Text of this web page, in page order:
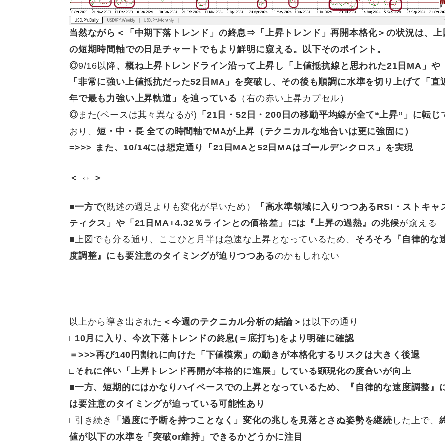
当然ながら＜ 「中期下落トレンド」の終息⇒ 「上昇トレンド」再開本格化＞の状況は、上
の短期時間軸での日足チャートでもより鮮明に窺える。以下そのポイント。
◎9/16以降 、概ね上昇トレンドライン沿って上昇し「上値抵抗線と思われた21日MA」や
「非常に強い上値抵抗だった52日MA」を突破し、その後も順調に水準を切り上げて「直
年で最も力強い上昇軌道」を辿っている （右の赤い上昇カプセル）
◎ また(ペースは其々異なるが) 「21日・52日・200日の移動平均線が全て“上昇”」に転じ
おり、短・中・長 全ての時間軸でMAが上昇（テクニカルな地合いは更に強固に）
=>>> また、 10/14には想定通り「21日MAと52日MAはゴールデンクロス」を実現
＜ ⇔ ＞
■一方で(既述の週足よりも変化が早いため） 「高水準領域に入りつつあるRSI・ ストキャ
ティクス」や「21日MA+4.32％ラインとの価格差」には『上昇の過熱』の兆候が窺える
■上図でも分る通り、ここひと月半は急速な上昇となっているため、 そろそろ『自律的な
度調整』にも要注意のタイミングが迫りつつあるのかもしれない
以上から導き出された ＜今週のテクニカル分析の結論＞ は以下の通り
□10月に入り、今次下落トレンドの終息(＝底打ち)をより明確に確認
＝>>>再び140円割れに向けた「下値模索」の動きが本格化するリスクは大きく後退
□それに伴い「上昇トレンド再開が本格的に進展」している顕現化の度合いが向上
■一方、短期的にはかなりハイペースでの上昇となっているため、『自律的な速度調整』
は要注意のタイミングが迫っている可能性あり
□引き続き 「過度に予断を持つことなく」変化の兆しを見落とさぬ姿勢を継続 した上で、
値が以下の水準を「突破or維持」できるかどうかに注目